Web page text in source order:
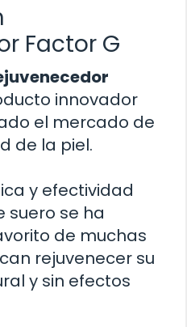
Factor G
innovador
el mercado de
de la piel.
y efectividad
suero se ha
de muchas
rejuvenecer su
y sin efectos